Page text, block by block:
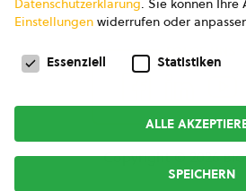
Copyright © 2026
Datenschutzerklärung. Sie können Ihre
Einstellungen widerrufen oder
Datenschutzeinstellungen
Essenziell Statistiken
ALLE
SPEICHERN